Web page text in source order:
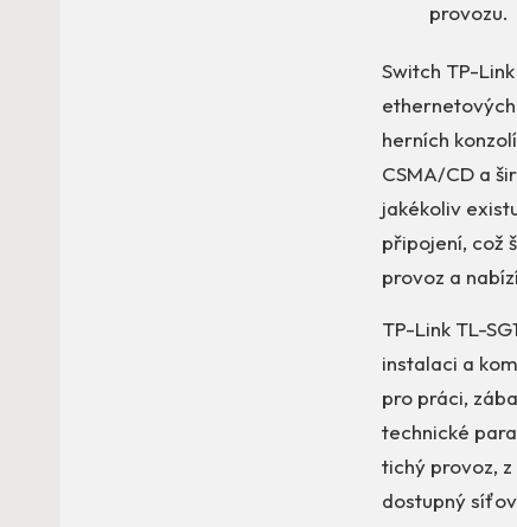
provozu.
Switch TP-
herních
CSMA/CD a
jakékoliv
připojení, což
provoz a
TP-Link TL-
instalaci a
pro práci,
technické
tichý provoz,
dostupný